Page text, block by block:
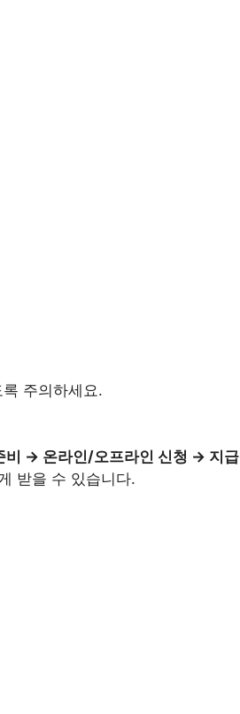
주의하세요.
비 → 온라인/오프라인 신청 → 지급
받을 수 있습니다.